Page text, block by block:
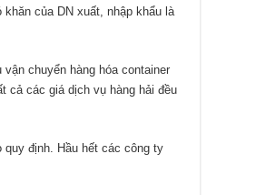
của DN xuất, nhập khẩu là
chuyển hàng hóa container
cả các giá dịch vụ hàng hải đều
định. Hầu hết các công ty